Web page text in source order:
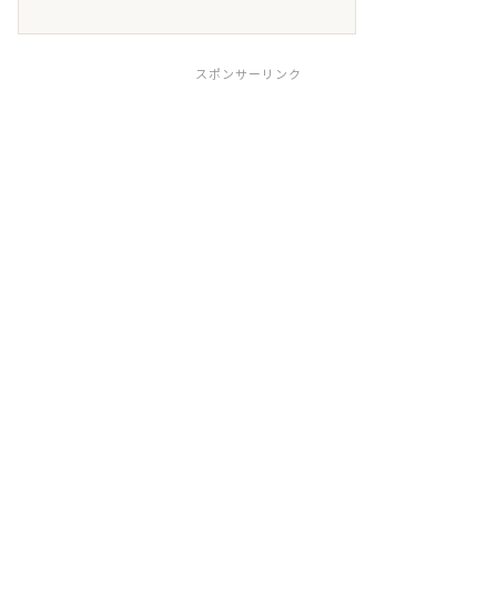
スポンサーリンク